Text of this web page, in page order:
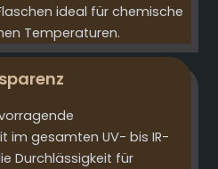
ideal für chemische
Temperaturen.
im gesamten UV- bis IR-
Durchlässigkeit für